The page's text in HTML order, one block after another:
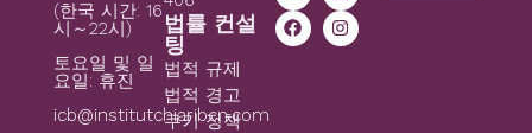
(한국 시간: 16
시～22시)
토요일 및 일
요일: 휴진
icb@institutchiaribcn.com
법률 컨설
팅
법적 규제
법적 경고
쿠키 정책